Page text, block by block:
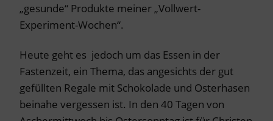
„gesunde“ Produkte meiner „Vollwert-
Experiment-Wochen“.
Heute geht es jedoch um das Essen in der
Fastenzeit, ein Thema, das angesichts der gut
gefüllten Regale mit Schokolade und Osterhasen
beinahe vergessen ist. In den 40 Tagen von